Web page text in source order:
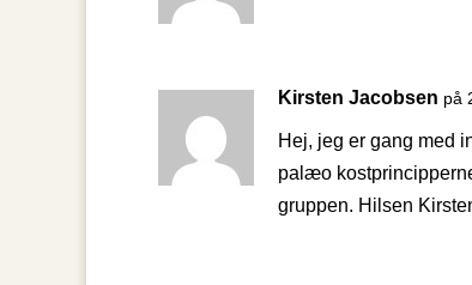
Kirsten Jacobsen på
Hej, jeg er gang med
palæo
gruppen. Hilsen